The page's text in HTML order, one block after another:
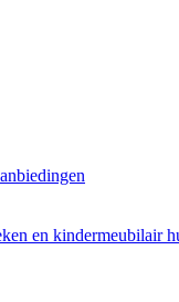
en kindermeubilair